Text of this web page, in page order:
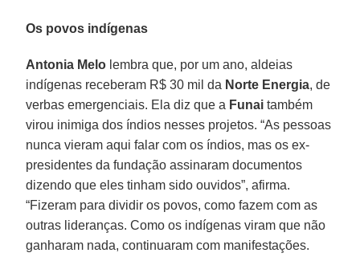
Os povos indígenas
Antonia Melo lembra que, por um ano, aldeias
indígenas receberam R$ 30 mil da Norte Energia, de
verbas emergenciais. Ela diz que a Funai também
virou inimiga dos índios nesses projetos. “As pessoas
nunca vieram aqui falar com os índios, mas os ex-
presidentes da fundação assinaram documentos
dizendo que eles tinham sido ouvidos”, afirma.
“Fizeram para dividir os povos, como fazem com as
outras lideranças. Como os indígenas viram que não
ganharam nada, continuaram com manifestações.